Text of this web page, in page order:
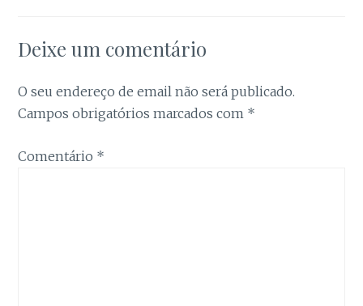
Deixe um comentário
O seu endereço de email não será publicado.
Campos obrigatórios marcados com *
Comentário *